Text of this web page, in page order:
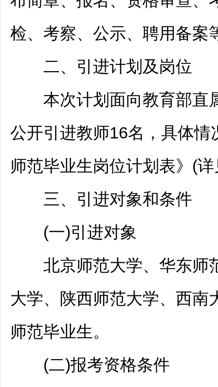
检、考察、公示、聘用备案
二、引进计划及岗位
本次计划面向教育部直
公开引进教师16名，具体情
师范毕业生岗位计划表》(
三、引进对象和条件
(一)引进对象
北京师范大学、华东师
大学、陕西师范大学、西南
师范毕业生。
(二)报考资格条件